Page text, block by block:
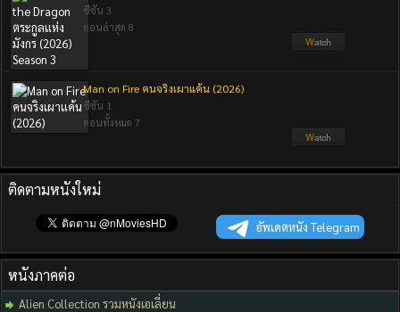
ซีซัน 3
ตอนล่าสุด 8
Man on Fire คนจริงเผาแค้น (2026)
ซีซัน 1
ตอนทั้งหมด 7
ติดตามหนังใหม่
อัพเดตหนัง Telegram
หนังภาคต่อ
Alien Collection รวมหนังเอเลี่ยน